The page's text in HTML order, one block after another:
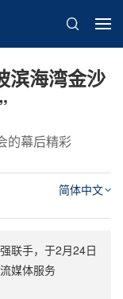
滨海湾金沙
的幕后精彩
简体中文
联手，于2月24日
媒体服务